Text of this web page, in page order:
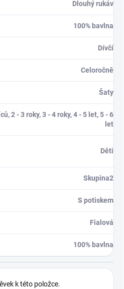
Dlouhý rukáv
100% bavlna
Dívčí
Celoročně
Šaty
2 - 3 roky, 3 - 4 roky, 4 - 5 let, 5 - 6
let
Děti
Skupina2
S potiskem
Fialová
100% bavlna
k této položce.